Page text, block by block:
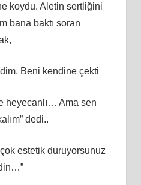
koydu. Aletin sertliğini
bana baktı soran
Beni kendine çekti
heyecanlı… Ama sen
dedi..
estetik duruyorsunuz